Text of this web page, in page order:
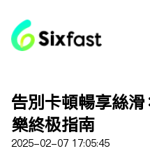
告别卡顿畅享丝
乐终极指南
2025-02-07 17:05:45